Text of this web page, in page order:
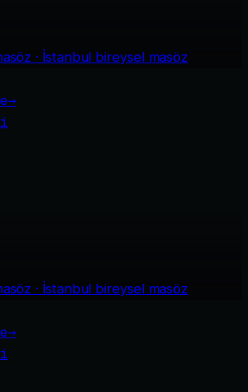
· İstanbul bireysel masöz
→
· İstanbul bireysel masöz
→